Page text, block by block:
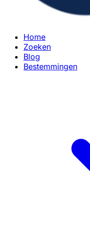
Home
Zoeken
Blog
Bestemmingen